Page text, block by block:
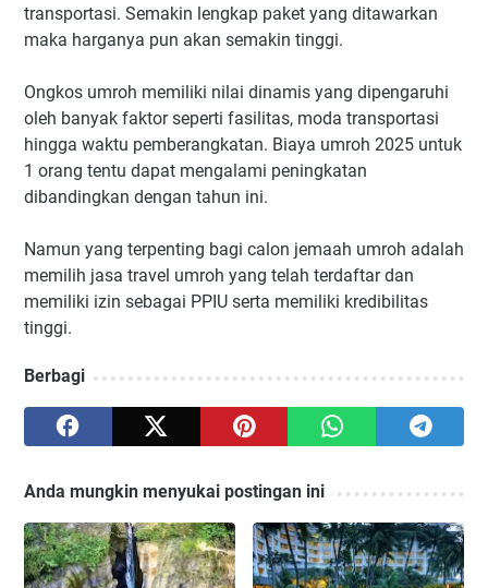
transportasi. Semakin lengkap paket yang ditawarkan
maka harganya pun akan semakin tinggi.
Ongkos umroh memiliki nilai dinamis yang dipengaruhi
oleh banyak faktor seperti fasilitas, moda transportasi
hingga waktu pemberangkatan. Biaya umroh 2025 untuk
1 orang tentu dapat mengalami peningkatan
dibandingkan dengan tahun ini.
Namun yang terpenting bagi calon jemaah umroh adalah
memilih jasa travel umroh yang telah terdaftar dan
memiliki izin sebagai PPIU serta memiliki kredibilitas
tinggi.
Berbagi
Anda mungkin menyukai postingan ini